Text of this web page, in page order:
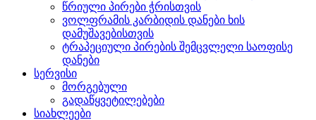
წრიული პირები ჭრისთვის
ვოლფრამის კარბიდის დანები ხის
დამუშავებისთვის
ტრაპეციული პირების შემცვლელი საოფისე
დანები
სერვისი
მორგებული
გადაწყვეტილებები
სიახლეები